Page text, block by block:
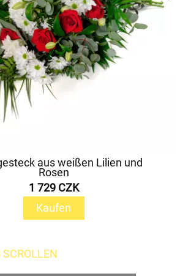
aus weißen Lilien und
Rosen
1 729 CZK
Kaufen